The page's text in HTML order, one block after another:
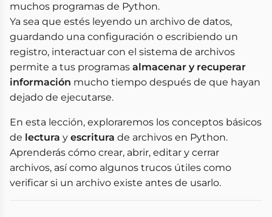
muchos programas de Python.
Ya sea que estés leyendo un archivo de datos,
guardando una configuración o escribiendo un
registro, interactuar con el sistema de archivos
permite a tus programas almacenar y recuperar
información mucho tiempo después de que hayan
dejado de ejecutarse.
En esta lección, exploraremos los conceptos básicos
de lectura y escritura de archivos en Python.
Aprenderás cómo crear, abrir, editar y cerrar
archivos, así como algunos trucos útiles como
verificar si un archivo existe antes de usarlo.